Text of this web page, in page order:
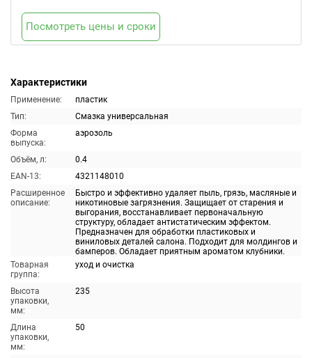
Характеристики
Применение:
пластик
Тип:
Смазка универсальная
Форма
выпуска:
аэрозоль
Объём, л:
0.4
EAN-13:
4321148010
Расширенное
описание:
Быстро и эффективно удаляет пыль, грязь, масляные и
никотиновые загрязнения. Защищает от старения и
выгорания, восстанавливает первоначальную
структуру, обладает антистатическим эффектом.
Предназначен для обработки пластиковых и
виниловых деталей салона. Подходит для молдингов и
бамперов. Обладает приятным ароматом клубники.
Товарная
группа:
уход и очистка
Высота
упаковки,
мм:
235
Длина
упаковки,
мм:
50
Посмотреть цены и сроки